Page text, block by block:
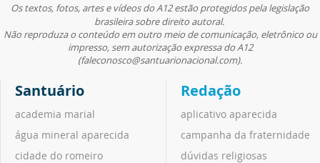
Os textos, fotos, artes e vídeos do A12 estão protegidos pela legislação
brasileira sobre direito autoral.
Não reproduza o conteúdo em outro meio de comunicação, eletrônico ou
impresso, sem autorização expressa do A12
(faleconosco@santuarionacional.com).
Santuário
academia marial
água mineral aparecida
cidade do romeiro
Redação
aplicativo aparecida
campanha da fraternidade
dúvidas religiosas